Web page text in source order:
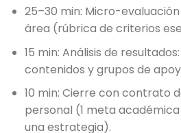
25–30 min: Micro-
área (rúbrica de criterios
15 min: Análisis de
contenidos y grupos de
10 min: Cierre con contrato
personal (1 meta
una estrategia).